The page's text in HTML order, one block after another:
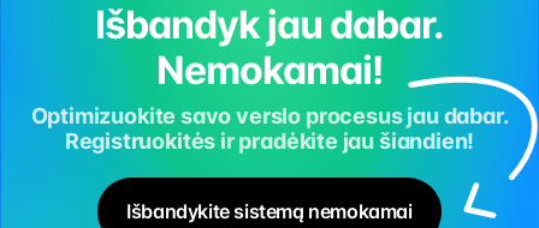
Išbandyk jau dabar.
Nemokamai!
Optimizuokite savo verslo procesus jau dabar.
Registruokitės ir pradėkite jau šiandien!
Išbandykite sistemą nemokamai